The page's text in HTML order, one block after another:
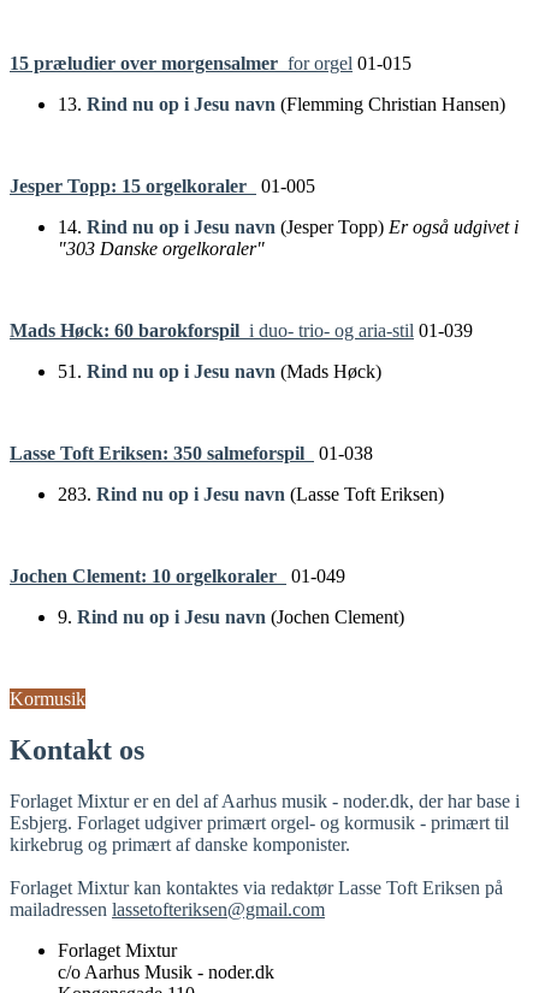
15 præludier over morgensalmer for orgel 01-015
13. Rind nu op i Jesu navn (Flemming Christian Hansen)
Jesper Topp: 15 orgelkoraler
01-005
14. Rind nu op i Jesu navn (Jesper Topp) Er også udgivet i
"303 Danske orgelkoraler"
Mads Høck: 60 barokforspil i duo- trio- og aria-stil 01-039
51. Rind nu op i Jesu navn (Mads Høck)
Lasse Toft Eriksen: 350 salmeforspil
01-038
283. Rind nu op i Jesu navn (Lasse Toft Eriksen)
Jochen Clement: 10 orgelkoraler
01-049
9. Rind nu op i Jesu navn (Jochen Clement)
Kormusik
Kontakt os
Forlaget Mixtur er en del af Aarhus musik - noder.dk, der har base i
Esbjerg. Forlaget udgiver primært orgel- og kormusik - primært til
kirkebrug og primært af danske komponister.
Forlaget Mixtur kan kontaktes via redaktør Lasse Toft Eriksen på
mailadressen lassetofteriksen@gmail.com
Forlaget Mixtur
c/o Aarhus Musik - noder.dk